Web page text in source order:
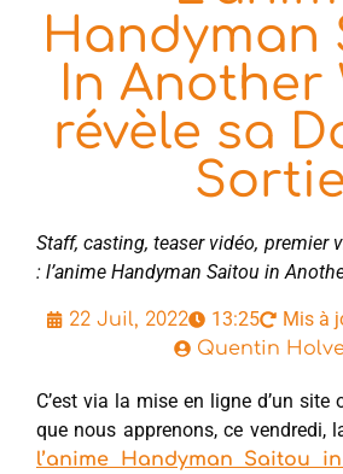
Handyman
In Another
révèle sa
Sortie
Staff, casting, teaser vidéo, premier
: l’anime Handyman Saitou in
22 Juil, 2022 13:25 Mis à
Quentin
C’est via la mise en ligne d’un
que nous apprenons, ce vendredi,
l’anime Handyman Saitou